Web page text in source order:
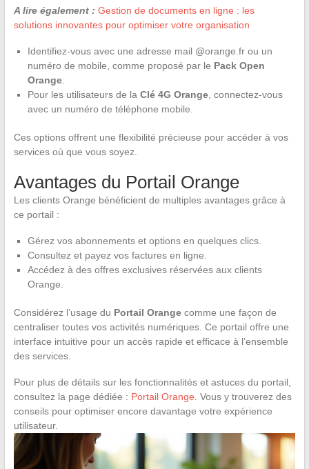
A lire également : Gestion de documents en ligne : les
solutions innovantes pour optimiser votre organisation
Identifiez-vous avec une adresse mail @orange.fr ou un
numéro de mobile, comme proposé par le Pack Open
Orange.
Pour les utilisateurs de la Clé 4G Orange, connectez-vous
avec un numéro de téléphone mobile.
Ces options offrent une flexibilité précieuse pour accéder à vos
services où que vous soyez.
Avantages du Portail Orange
Les clients Orange bénéficient de multiples avantages grâce à
ce portail :
Gérez vos abonnements et options en quelques clics.
Consultez et payez vos factures en ligne.
Accédez à des offres exclusives réservées aux clients
Orange.
Considérez l’usage du Portail Orangecomme une façon de
centraliser toutes vos activités numériques. Ce portail offre une
interface intuitive pour un accès rapide et efficace à l’ensemble
des services.
Pour plus de détails sur les fonctionnalités et astuces du portail,
consultez la page dédiée : Portail Orange . Vous y trouverez des
conseils pour optimiser encore davantage votre expérience
utilisateur.